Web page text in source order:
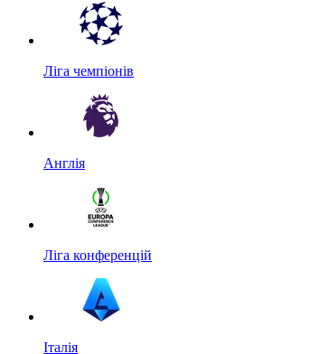
Ліга чемпіонів
Англія
Ліга конференцій
Італія